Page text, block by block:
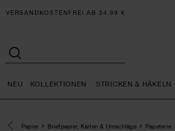
VERSANDKOSTENFREI AB 34,99 €
NEU KOLLEKTIONEN STRICKEN & HÄKELN
Eine Kategorie zurück navigieren
Papier Briefpapier, Karten & Umschläge Papeterie